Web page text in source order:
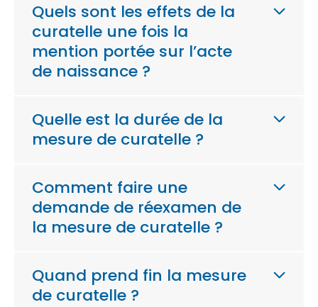
Quels sont les effets de la
curatelle une fois la
mention portée sur l’acte
de naissance ?
Quelle est la durée de la
mesure de curatelle ?
Comment faire une
demande de réexamen de
la mesure de curatelle ?
Quand prend fin la mesure
de curatelle ?